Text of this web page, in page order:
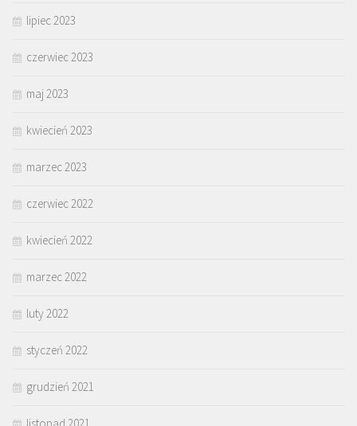
lipiec 2023
czerwiec 2023
maj 2023
kwiecień 2023
marzec 2023
czerwiec 2022
kwiecień 2022
marzec 2022
luty 2022
styczeń 2022
grudzień 2021
listopad 2021